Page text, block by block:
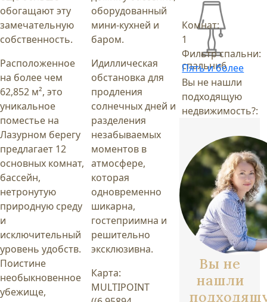
обогащают эту
замечательную
собственность.
Расположенное
на более чем
62,852 м², это
уникальное
поместье на
Лазурном берегу
предлагает 12
основных комнат,
бассейн,
нетронутую
природную среду
и
исключительный
уровень удобств.
Поистине
необыкновенное
убежище,
оборудованный
мини-кухней и
баром.
Идиллическая
обстановка для
продления
солнечных дней и
разделения
незабываемых
моментов в
атмосфере,
которая
одновременно
шикарна,
гостеприимна и
решительно
эксклюзивна.
Карта:
MULTIPOINT
спальни6
Комнат:
1
Фильтр спальни:
Пять и более
Вы не нашли
подходящую
недвижимость?:
Вы не
нашли